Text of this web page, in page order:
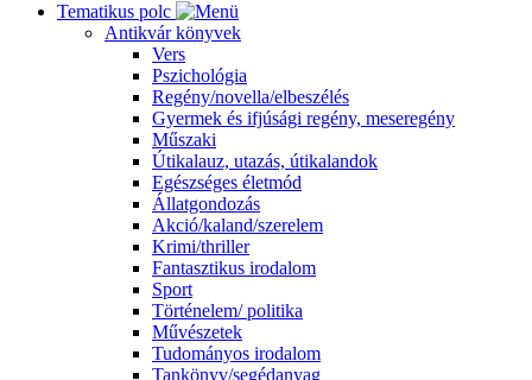
Tematikus polc
Antikvár könyvek
Vers
Pszichológia
Regény/novella/elbeszélés
Gyermek és ifjúsági regény, meseregény
Műszaki
Útikalauz, utazás, útikalandok
Egészséges életmód
Állatgondozás
Akció/kaland/szerelem
Krimi/thriller
Fantasztikus irodalom
Sport
Történelem/ politika
Művészetek
Tudományos irodalom
Tankönyv/segédanyag